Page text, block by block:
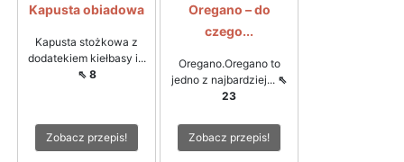
Kapusta obiadowa
Kapusta stożkowa z
dodatekiem kiełbasy i...
⇖ 8
Zobacz przepis!
Oregano – do
czego...
Oregano.Oregano to
jedno z najbardziej... ⇖
23
Zobacz przepis!